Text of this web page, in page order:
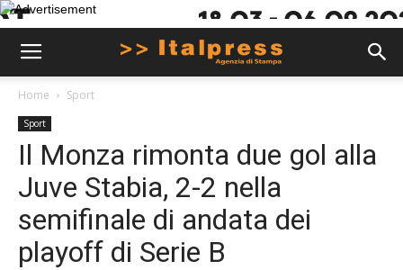
Home Sport
Sport
Il Monza rimonta due gol alla
Juve Stabia, 2-2 nella
semifinale di andata dei
playoff di Serie B